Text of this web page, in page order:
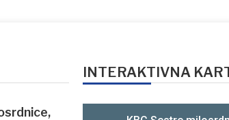
INTERAKTIVNA